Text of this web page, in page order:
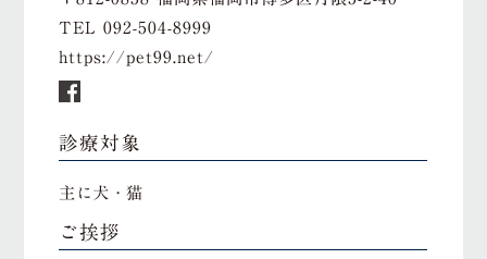
TEL092-504-8999
https://pet99.net/
診療対象
主に犬・猫
ご挨拶